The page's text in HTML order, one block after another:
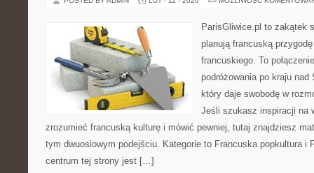
ParisGliwice.pl to zakątek
planują francuską
francuskiego. To
podróżowania po kraju
który daje swobodę w
Jeśli szukasz inspiracji na
zrozumieć francuską kulturę i mówić pewniej, tutaj znajdziesz
tym dwuosiowym podejściu. Kategorie to Francuska popkultura i
centrum tej strony jest […]